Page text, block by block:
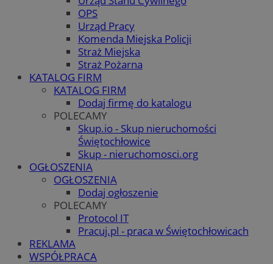
OPS
Urząd Pracy
Komenda Miejska Policji
Straż Miejska
Straż Pożarna
KATALOG FIRM
KATALOG FIRM
Dodaj firmę do katalogu
POLECAMY
Skup.io - Skup nieruchomości
Świętochłowice
Skup - nieruchomosci.org
OGŁOSZENIA
OGŁOSZENIA
Dodaj ogłoszenie
POLECAMY
Protocol IT
Pracuj.pl - praca w Świętochłowicach
REKLAMA
WSPÓŁPRACA